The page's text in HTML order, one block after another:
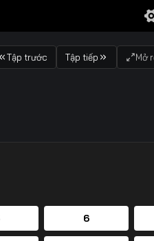
Tập trước Tập tiếp Mở
6